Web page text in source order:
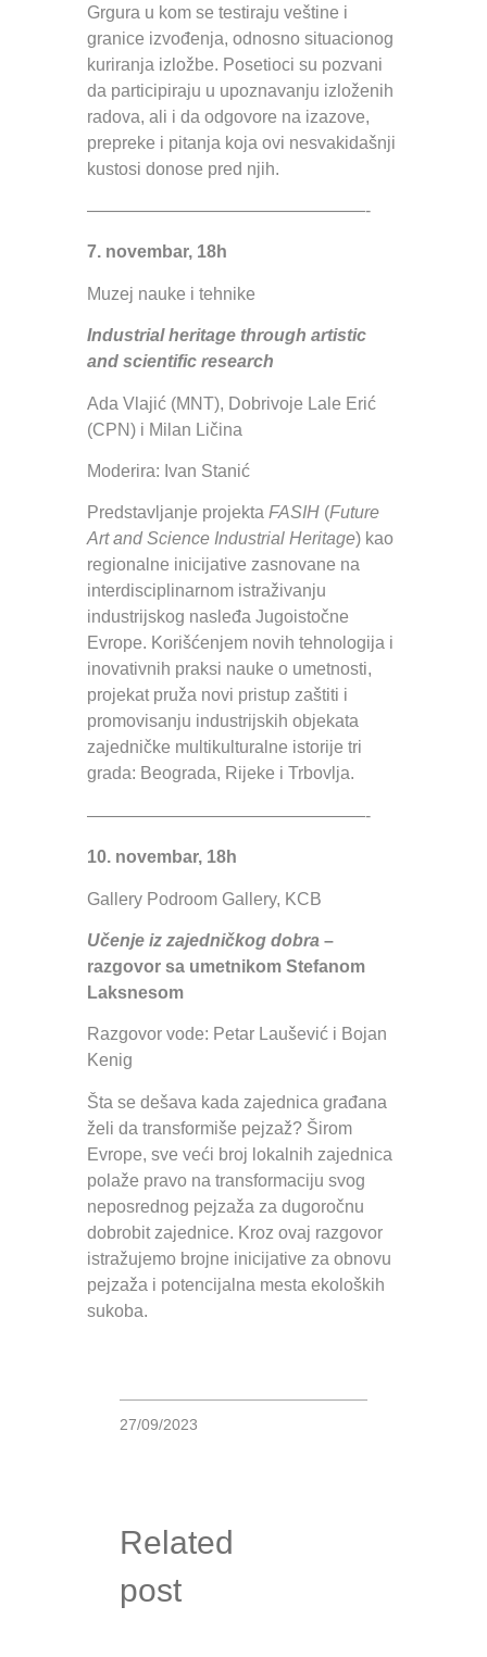
Grgura u kom se testiraju veštine i
granice izvođenja, odnosno situacionog
kuriranja izložbe. Posetioci su pozvani
da participiraju u upoznavanju izloženih
radova, ali i da odgovore na izazove,
prepreke i pitanja koja ovi nesvakidašnji
kustosi donose pred njih.
————————————————-
7. novembar, 18h
Muzej nauke i tehnike
Industrial heritage through artistic
and scientific research
Ada Vlajić (MNT), Dobrivoje Lale Erić
(CPN) i Milan Ličina
Moderira: Ivan Stanić
Predstavljanje projekta FASIH (Future
Art and Science Industrial Heritage) kao
regionalne inicijative zasnovane na
interdisciplinarnom istraživanju
industrijskog nasleđa Jugoistočne
Evrope. Korišćenjem novih tehnologija i
inovativnih praksi nauke o umetnosti,
projekat pruža novi pristup zaštiti i
promovisanju industrijskih objekata
zajedničke multikulturalne istorije tri
grada: Beograda, Rijeke i Trbovlja.
————————————————-
10. novembar, 18h
Gallery Podroom Gallery, KCB
Učenje iz zajedničkog dobra –
razgovor sa umetnikom Stefanom
Laksnesom
Razgovor vode: Petar Laušević i Bojan
Kenig
Šta se dešava kada zajednica građana
želi da transformiše pejzaž? Širom
Evrope, sve veći broj lokalnih zajednica
polaže pravo na transformaciju svog
neposrednog pejzaža za dugoročnu
dobrobit zajednice. Kroz ovaj razgovor
istražujemo brojne inicijative za obnovu
pejzaža i potencijalna mesta ekoloških
sukoba.
27/09/2023
Related
post